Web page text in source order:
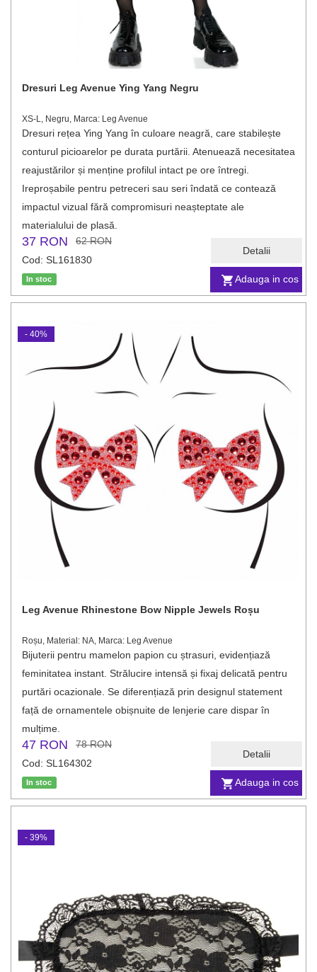
Adauga in cos
Detalii
Dresuri Leg Avenue Ying Yang Negru
XS-L, Negru, Marca: Leg Avenue
Dresuri rețea Ying Yang în culoare neagră, care stabilește
conturul picioarelor pe durata purtării. Atenuează necesitatea
reajustărilor și menține profilul intact pe ore întregi.
Ireproșabile pentru petreceri sau seri îndată ce contează
impactul vizual fără compromisuri neașteptate ale
materialului de plasă.
37 RON
62 RON
Cod: SL161830
In stoc
Adauga in cos
Detalii
Leg Avenue Rhinestone Bow Nipple Jewels Roșu
Roșu, Material: NA, Marca: Leg Avenue
Bijuterii pentru mamelon papion cu ștrasuri, evidențiază
feminitatea instant. Strălucire intensă și fixaj delicată pentru
purtări ocazionale. Se diferențiază prin designul statement
față de ornamentele obișnuite de lenjerie care dispar în
mulțime.
47 RON
78 RON
Cod: SL164302
In stoc
- 40%
- 39%